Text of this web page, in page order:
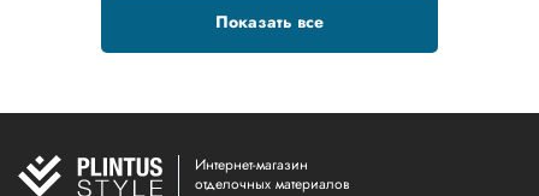
Показать все
Интернет-магазин
отделочных материалов